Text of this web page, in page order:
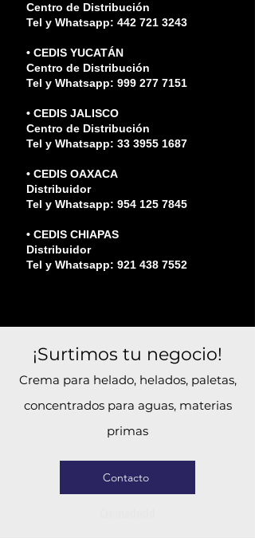
Centro de Distribución
Tel y Whatsapp: 442 721 3243
• CEDIS YUCATÁN
Centro de Distribución
Tel y Whatsapp: 999 277 7151
• CEDIS JALISCO
Centro de Distribución
Tel y Whatsapp: 33 3955 1687
• CEDIS OAXACA
Distribuidor
Tel y Whatsapp: 954 125 7845
• CEDIS CHIAPAS
Distribuidor
Tel y Whatsapp: 921 438 7552
¡Surtimos tu negocio!
Crema para helado, helados, paletas,
concentrados para aguas, materias
primas
Contacto